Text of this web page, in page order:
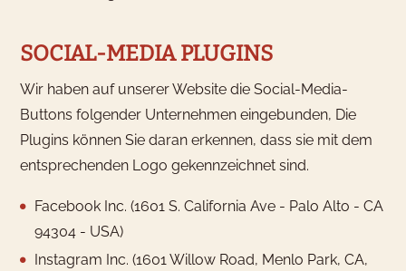
SOCIAL-MEDIA PLUGINS
Wir haben auf unserer Website die Social-Media-
Buttons folgender Unternehmen eingebunden, Die
Plugins können Sie daran erkennen, dass sie mit dem
entsprechenden Logo gekennzeichnet sind.
Facebook Inc. (1601 S. California Ave - Palo Alto - CA
94304 - USA)
Instagram Inc. (1601 Willow Road, Menlo Park, CA,